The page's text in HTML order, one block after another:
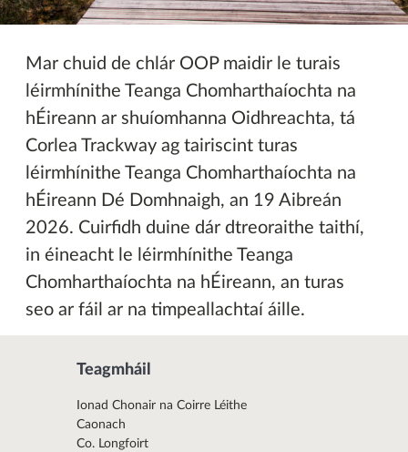
Mar chuid de chlár OOP maidir le turais
léirmhínithe Teanga Chomharthaíochta na
hÉireann ar shuíomhanna Oidhreachta, tá
Corlea Trackway ag tairiscint turas
léirmhínithe Teanga Chomharthaíochta na
hÉireann Dé Domhnaigh, an 19 Aibreán
2026. Cuirfidh duine dár dtreoraithe taithí,
in éineacht le léirmhínithe Teanga
Chomharthaíochta na hÉireann, an turas
seo ar fáil ar na timpeallachtaí áille.
Teagmháil
Ionad Chonair na Coirre Léithe
Caonach
Co. Longfoirt